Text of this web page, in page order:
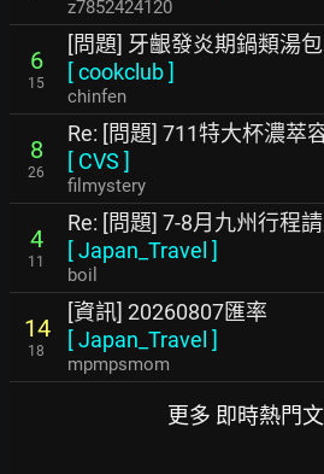
z7852424120
6
15
[問題] 牙齦發炎期鍋類湯
[cookclub]
chinfen
8
26
Re: [問題] 711特大杯濃萃
[ CVS ]
filmystery
4
11
Re: [問題] 7-8月九州行程
[Japan_Travel ]
boil
14
18
[資訊] 20260807匯率
[Japan_Travel ]
mpmpsmom
更多 即時熱門